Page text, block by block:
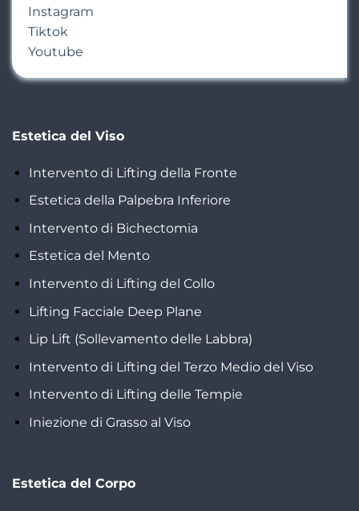
Instagram
Tiktok
Youtube
Estetica del Viso
Intervento di Lifting della Fronte
Estetica della Palpebra Inferiore
Intervento di Bichectomia
Estetica del Mento
Intervento di Lifting del Collo
Lifting Facciale Deep Plane
Lip Lift (Sollevamento delle Labbra)
Intervento di Lifting del Terzo Medio del Viso
Intervento di Lifting delle Tempie
Iniezione di Grasso al Viso
Estetica del Corpo